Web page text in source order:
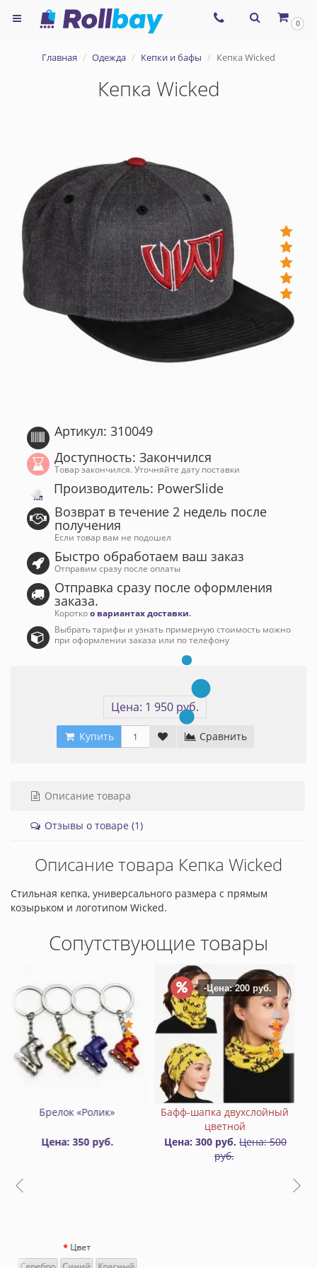
0
Главная Одежда Кепки и бафы Кепка Wicked
Кепка Wicked
Артикул: 310049
Доступность: Закончился
Товар закончился. Уточняйте дату поставки
Производитель: PowerSlide
Возврат в течение 2 недель после
получения
Если товар вам не подошел
Быстро обработаем ваш заказ
Отправим сразу после оплаты
Отправка сразу после оформления
заказа.
Короткоо вариантах доставки.
Выбрать тарифы и узнать примерную стоимость можно
при оформлении заказа или по телефону
Цена: 1 950 руб.
Купить Сравнить
Описание товара
Отзывы о товаре (1)
Описание товара Кепка Wicked
Стильная кепка, универсального размера с прямым
козырьком и логотипом Wicked.
Сопутствующие товары
-Цена: 200 руб.
двухслойный
руб. Цена: 500
Карабин для переноски
роликов алюминиевый
Цена: 400 руб.
×
Согласие на использование
сервиса ЯНДЕКС.МЕТРИКА и
файлов cookie